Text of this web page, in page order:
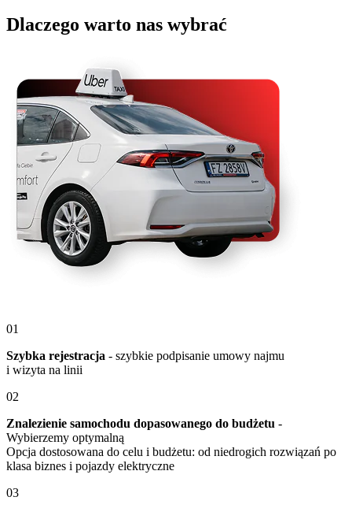
Dlaczego warto nas wybrać
01
Szybka rejestracja - szybkie podpisanie umowy najmu
i wizyta na linii
02
Znalezienie samochodu dopasowanego do budżetu -
Wybierzemy optymalną
Opcja dostosowana do celu i budżetu: od niedrogich rozwiązań po
klasa biznes i pojazdy elektryczne
03